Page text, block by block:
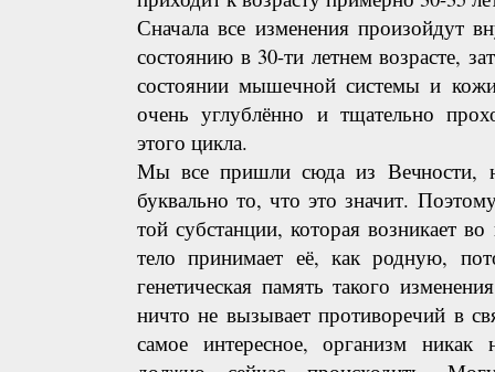
Сначала все изменения произойдут
состоянию в 30-ти летнем возрасте,
состоянии мышечной системы и
очень углублённо и тщательно
этого цикла.
Мы все пришли сюда из Вечности,
буквально то, что это значит.
той субстанции, которая возникает
тело принимает её, как родную,
генетическая память такого
ничто не вызывает противоречий в
самое интересное, организм